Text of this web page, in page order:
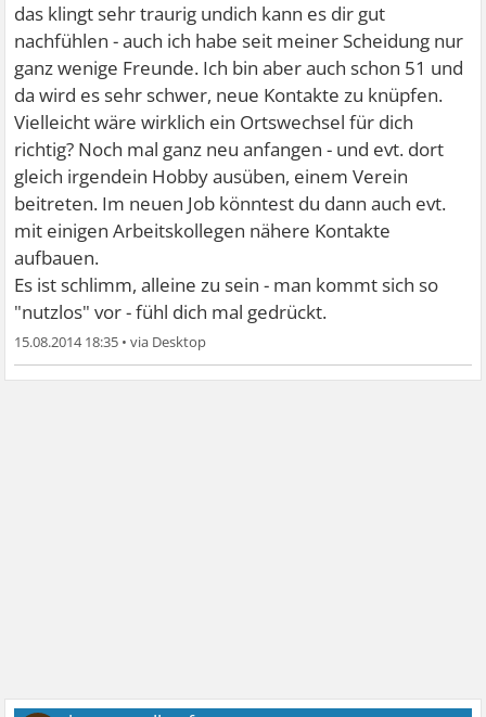
das klingt sehr traurig undich kann es dir gut
nachfühlen - auch ich habe seit meiner Scheidung nur
ganz wenige Freunde. Ich bin aber auch schon 51 und
da wird es sehr schwer, neue Kontakte zu knüpfen.
Vielleicht wäre wirklich ein Ortswechsel für dich
richtig? Noch mal ganz neu anfangen - und evt. dort
gleich irgendein Hobby ausüben, einem Verein
beitreten. Im neuen Job könntest du dann auch evt.
mit einigen Arbeitskollegen nähere Kontakte
aufbauen.
Es ist schlimm, alleine zu sein - man kommt sich so
"nutzlos" vor - fühl dich mal gedrückt.
15.08.2014 18:35 •